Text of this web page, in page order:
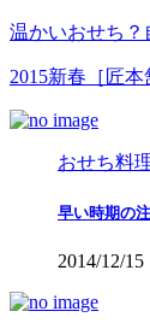
温かいおせち？
2015新春［匠
おせち料
早い時期の
2014/12/15